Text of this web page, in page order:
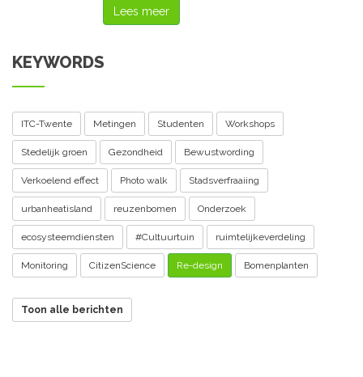
Lees meer
KEYWORDS
ITC-Twente Metingen Studenten Workshops
Stedelijk groen Gezondheid Bewustwording
Verkoelend effect Photo walk Stadsverfraaiing
urbanheatisland reuzenbomen Onderzoek
ecosysteemdiensten #Cultuurtuin ruimtelijkeverdeling
Monitoring CitizenScience Re-design Bomenplanten
Toon alle berichten